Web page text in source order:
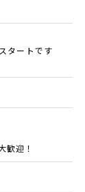
タートです
歓迎！